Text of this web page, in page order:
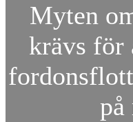
Myten
krävs för